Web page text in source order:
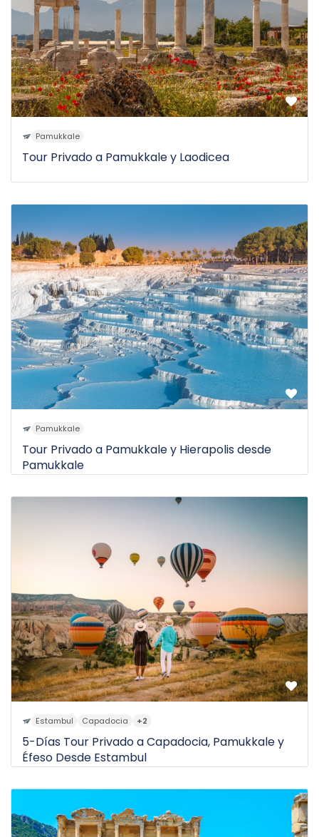
Pamukkale
Tour Privado a Pamukkale y Laodicea
1D de $210
Pamukkale
Tour Privado a Pamukkale y Hierapolis desde
Pamukkale
$160
Estambul Capadocia +2
5-Días Tour Privado a Capadocia, Pamukkale y
Éfeso Desde Estambul
5D $2.070